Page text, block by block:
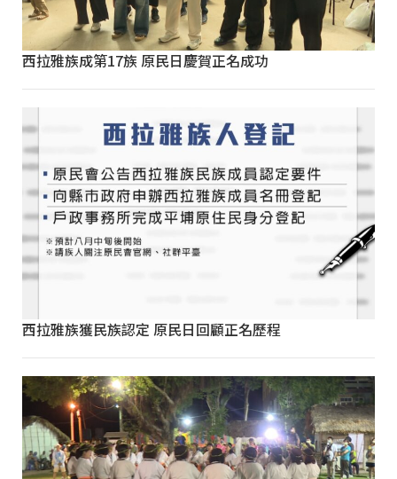
西拉雅族成第17族 原民日慶賀正名成功
西拉雅族獲民族認定 原民日回顧正名歷程